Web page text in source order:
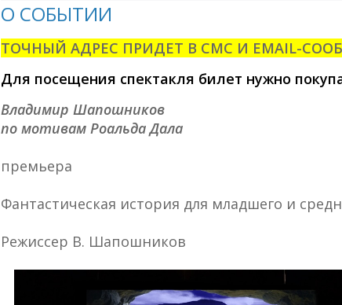
О СОБЫТИИ
ТОЧНЫЙ АДРЕС ПРИДЕТ В СМС И EMAIL-
Для посещения спектакля билет нужно
Владимир Шапошников
по мотивам Роальда Дала
премьера
Фантастическая история для младшего и
Режиссер В. Шапошников